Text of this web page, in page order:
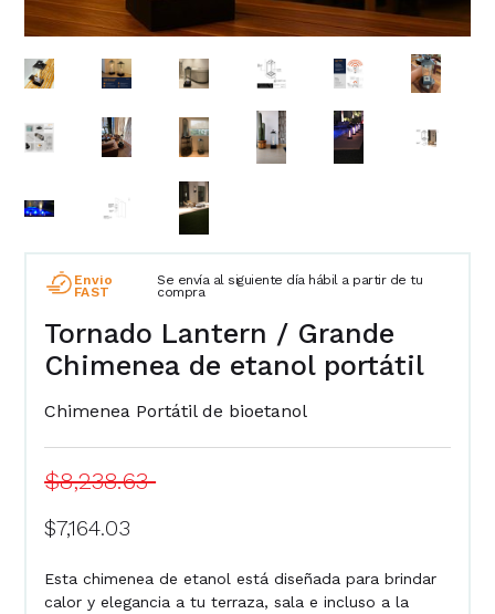
Envio
FAST
Se envía al siguiente día hábil a partir de tu
compra
Tornado Lantern / Grande
Chimenea de etanol portátil
Chimenea Portátil de bioetanol
$8,238.63
$7,164.03
Esta chimenea de etanol está diseñada para brindar
calor y elegancia a tu terraza, sala e incluso a la